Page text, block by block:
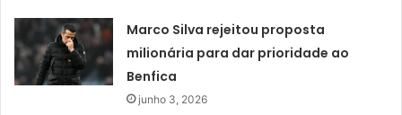
Marco Silva rejeitou proposta
milionária para dar prioridade ao
Benfica
junho 3, 2026